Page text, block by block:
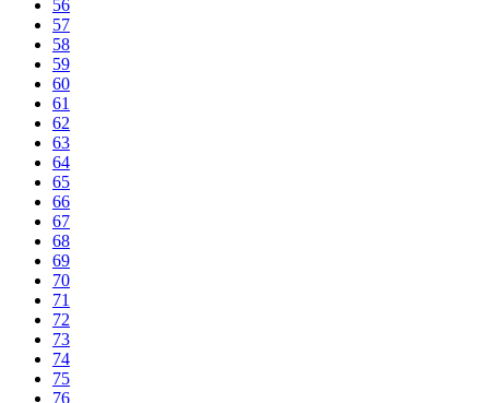
56
57
58
59
60
61
62
63
64
65
66
67
68
69
70
71
72
73
74
75
76